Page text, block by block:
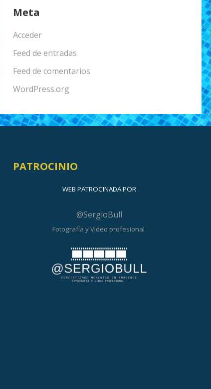
Meta
Acceder
Feed de entradas
Feed de comentarios
WordPress.org
PATROCINIO
WEB PATROCINADA POR
@SergioBull
Fotografía y Video profesional